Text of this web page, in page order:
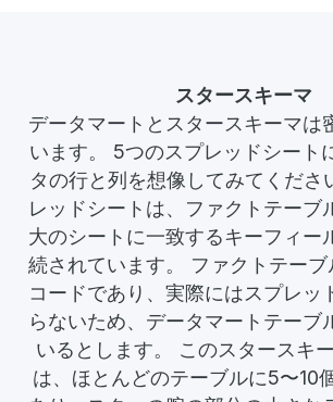
スタースキーマ
データマートとスタースキーマは
います。 5つのスプレッドシート
タの行と列を想像してみてくださ
レッドシートは、ファクトテーブ
大のシートに一致するキーフィー
続されています。 ファクトテー
コードであり、実際にはスプレッ
らないため、データマートテーブ
いるとします。 このスタースキ
は、ほとんどのテーブルに5〜10